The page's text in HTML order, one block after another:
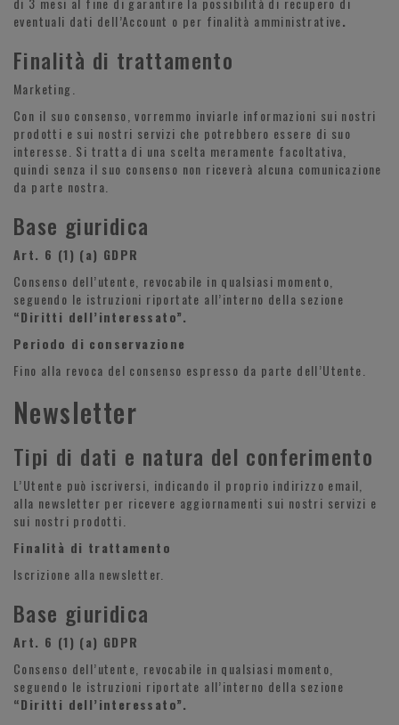
eventuali dati dell’Account o per finalità amministrative.
Finalità di trattamento
Marketing.
Con il suo consenso, vorremmo inviarle informazioni sui nostri
prodotti e sui nostri servizi che potrebbero essere di suo
interesse. Si tratta di una scelta meramente facoltativa,
quindi senza il suo consenso non riceverà alcuna comunicazione
da parte nostra.
Base giuridica
Art. 6 (1) (a) GDPR
Consenso dell’utente, revocabile in qualsiasi momento,
seguendo le istruzioni riportate all’interno della sezione
“Diritti dell’interessato”.
Periodo di conservazione
Fino alla revoca del consenso espresso da parte dell’Utente.
Newsletter
Tipi di dati e natura del conferimento
L’Utente può iscriversi, indicando il proprio indirizzo email,
alla newsletter per ricevere aggiornamenti sui nostri servizi e
sui nostri prodotti.
Finalità di trattamento
Iscrizione alla newsletter.
Base giuridica
Art. 6 (1) (a) GDPR
Consenso dell’utente, revocabile in qualsiasi momento,
seguendo le istruzioni riportate all’interno della sezione
“Diritti dell’interessato”.